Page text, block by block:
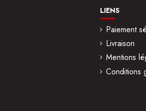
LIENS
Paiement
Livraison
Mentions
Conditions